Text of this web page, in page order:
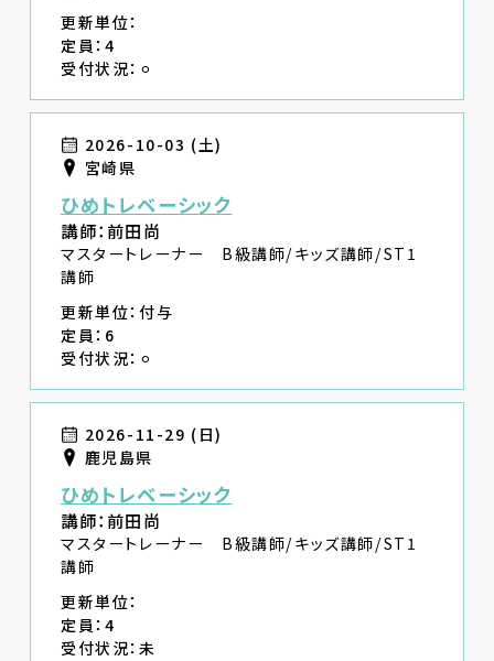
更新単位：
定員：4
受付状況：⚪︎
2026-10-03 (土)
宮崎県
ひめトレベーシック
講師：前田尚
マスタートレーナー B級講師/キッズ講師/ST1
講師
更新単位：付与
定員：6
受付状況：⚪︎
2026-11-29 (日)
鹿児島県
ひめトレベーシック
講師：前田尚
マスタートレーナー B級講師/キッズ講師/ST1
講師
更新単位：
定員：4
受付状況：未